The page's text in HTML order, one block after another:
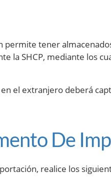
permite tener
la SHCP, mediante los
el extranjero deberá
De
realice los